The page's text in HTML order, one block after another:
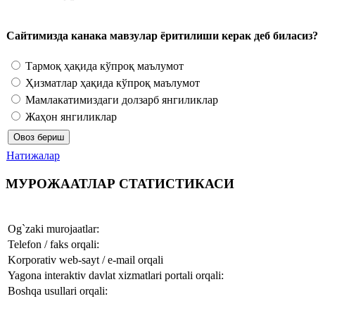
Сайтимизда канака мавзулар ёритилиши керак деб биласиз?
Тармоқ ҳақида кўпроқ маълумот
Ҳизматлар ҳақида кўпроқ маълумот
Мамлакатимиздаги долзарб янгиликлар
Жаҳон янгиликлар
Натижалар
МУРОЖААТЛАР СТАТИСТИКАСИ
Og`zaki murojaatlar:
Telefon / faks orqali:
Korporativ web-sayt / e-mail orqali
Yagona interaktiv davlat xizmatlari portali orqali:
Boshqa usullari orqali: